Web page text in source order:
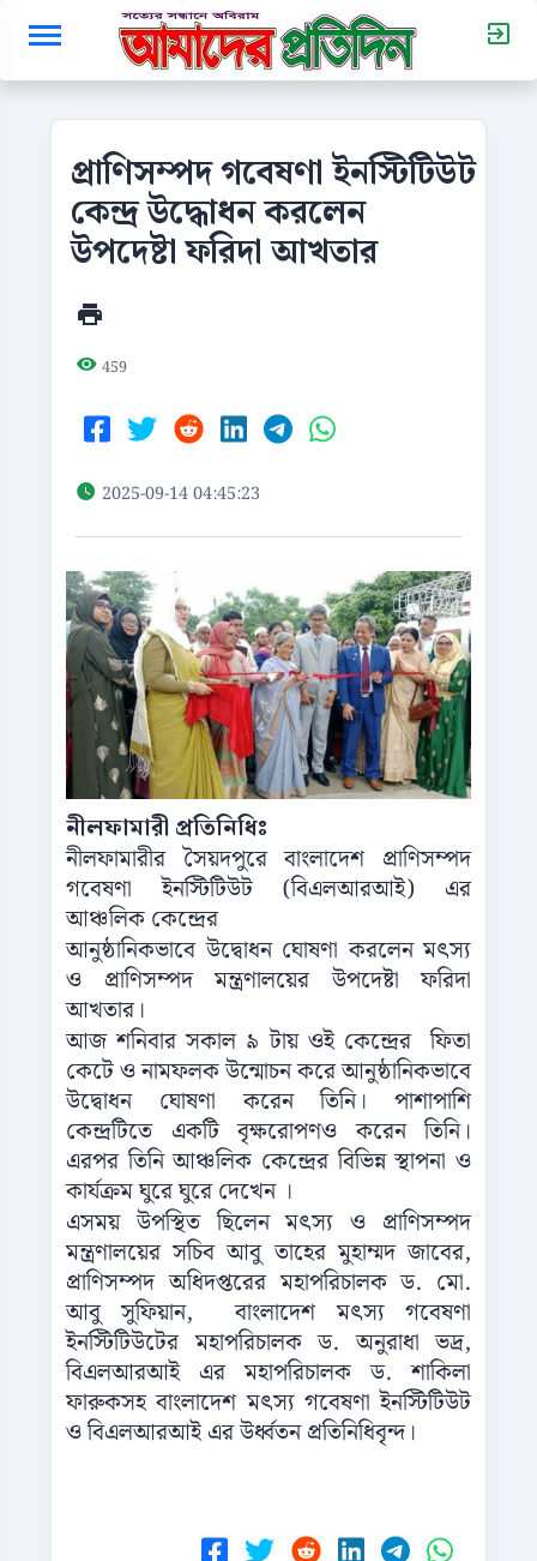
প্রাণিসম্পদ গবেষণা ইনস্টিটিউট
কেন্দ্র উদ্ধোধন করলেন
উপদেষ্টা ফরিদা আখতার
459
2025-09-14 04:45:23
নীলফামারী প্রতিনিধিঃ
নীলফামারীর সৈয়দপুরে বাংলাদেশ প্রাণিসম্পদ
গবেষণা ইনস্টিটিউট (বিএলআরআই) এর
আঞ্চলিক কেন্দ্রের
আনুষ্ঠানিকভাবে উদ্বোধন ঘোষণা করলেন মৎস্য
ও প্রাণিসম্পদ মন্ত্রণালয়ের উপদেষ্টা ফরিদা
আখতার।
আজ শনিবার সকাল ৯ টায় ওই কেন্দ্রের ফিতা
কেটে ও নামফলক উন্মোচন করে আনুষ্ঠানিকভাবে
উদ্বোধন ঘোষণা করেন তিনি। পাশাপাশি
কেন্দ্রটিতে একটি বৃক্ষরোপণও করেন তিনি।
এরপর তিনি আঞ্চলিক কেন্দ্রের বিভিন্ন স্থাপনা ও
কার্যক্রম ঘুরে ঘুরে দেখেন ।
এসময় উপস্থিত ছিলেন মৎস্য ও প্রাণিসম্পদ
মন্ত্রণালয়ের সচিব আবু তাহের মুহাম্মদ জাবের,
প্রাণিসম্পদ অধিদপ্তরের মহাপরিচালক ড. মো.
আবু সুফিয়ান, বাংলাদেশ মৎস্য গবেষণা
ইনস্টিটিউটের মহাপরিচালক ড. অনুরাধা ভদ্র,
বিএলআরআই এর মহাপরিচালক ড. শাকিলা
ফারুকসহ বাংলাদেশ মৎস্য গবেষণা ইনস্টিটিউট
ও বিএলআরআই এর উর্ধ্বতন প্রতিনিধিবৃন্দ।